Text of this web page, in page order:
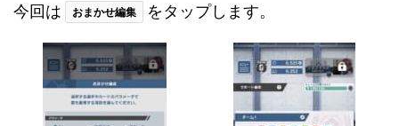
今回は おまかせ編集 をタップします。